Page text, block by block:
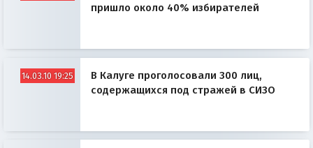
пришло около 40% избирателей
14.03.10 19:25
В Калуге проголосовали 300 лиц,
содержащихся под стражей в СИЗО